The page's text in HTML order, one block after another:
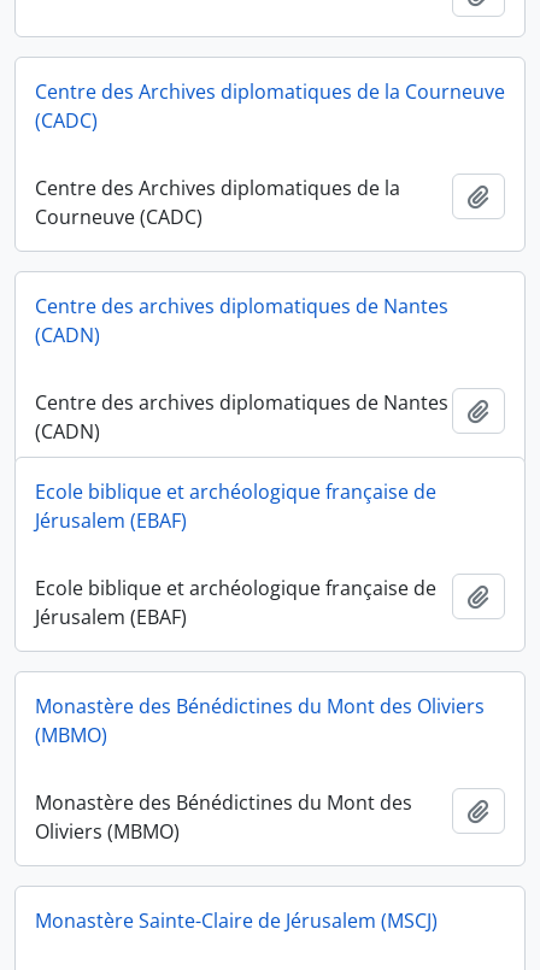
Centre des Archives diplomatiques de la Courneuve
(CADC)
Centre des Archives diplomatiques de la
Courneuve (CADC)
Centre des archives diplomatiques de Nantes
(CADN)
Centre des archives diplomatiques de Nantes
(CADN)
Ecole biblique et archéologique française de
Jérusalem (EBAF)
Ecole biblique et archéologique française de
Jérusalem (EBAF)
Monastère des Bénédictines du Mont des Oliviers
(MBMO)
Monastère des Bénédictines du Mont des
Oliviers (MBMO)
Monastère Sainte-Claire de Jérusalem (MSCJ)